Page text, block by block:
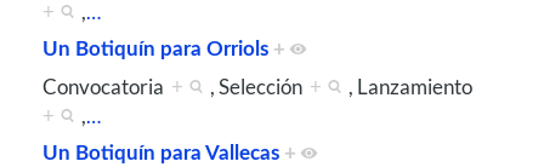
+
,…
Un Botiquín para Orriols +
Convocatoria + , Selección +
, Lanzamiento
+
,…
Un Botiquín para Vallecas +